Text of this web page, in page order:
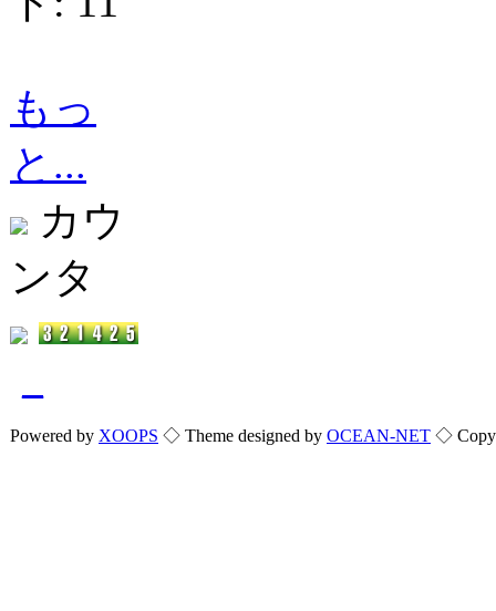
もっ
と...
カウ
ンタ
Powered by XOOPS ◇ Theme designed by OCEAN-NET ◇